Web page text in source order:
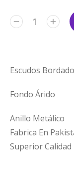
Escudos
Fondo Árido
Anillo Metálico
Fabrica En
Superior Calidad